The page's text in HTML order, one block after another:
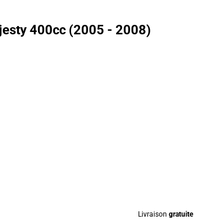
400cc (2005 - 2008)
Livraison gratuite